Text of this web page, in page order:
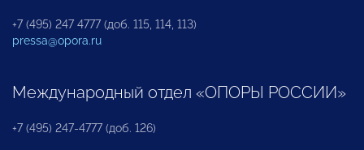
+7 (495) 247 4777 (доб. 115, 114, 113)
pressa@opora.ru
Международный отдел «ОПОРЫ РОССИИ»
+7 (495) 247-4777 (доб. 126)